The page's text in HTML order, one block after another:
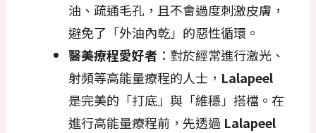
油、疏通毛孔，且不會過度刺激皮膚，
避免了「外油內乾」的惡性循環。
醫美療程愛好者 ：對於經常進行激光、
射頻等高能量療程的人士， Lalapeel
是完美的「打底」與「維穩」搭檔。在
進行高能量療程前，先透過 Lalapeel